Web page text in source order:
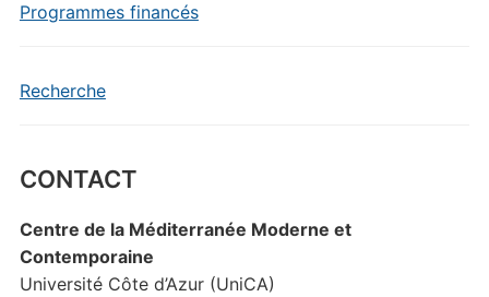
Programmes financés
Recherche
CONTACT
Centre de la Méditerranée Moderne et
Contemporaine
Université Côte d’Azur (UniCA)